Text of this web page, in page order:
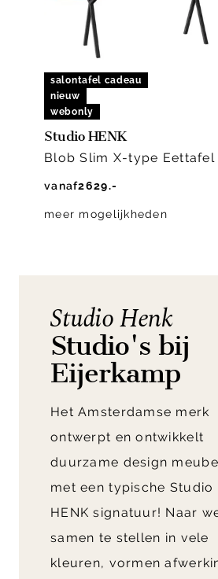
salontafel cadeau
nieuw
webonly
Studio HENK
Blob Slim X-type Eettafel
vanaf2629.-
meer mogelijkheden
Studio Henk
Studio's bij
Eijerkamp
Het Amsterdamse merk
ontwerpt en ontwikkelt
duurzame design
met een typische Studio
HENK signatuur! Naar
samen te stellen in vele
kleuren, vormen